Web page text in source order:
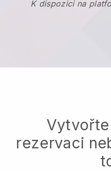
K dispozici na
rezervaci